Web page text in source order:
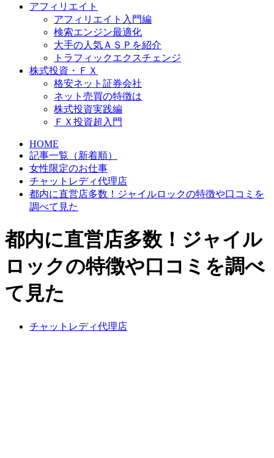
アフィリエイト
アフィリエイト入門編
検索エンジン最適化
大手の人気ＡＳＰを紹介
トラフィックエクスチェンジ
株式投資・ＦＸ
格安ネット証券会社
ネット売買の特徴は
株式投資実践編
ＦＸ投資超入門
HOME
記事一覧（新着順）
女性限定のお仕事
チャットレディ代理店
都内に直営店多数！ジャイルロックの特徴や口コミを
調べて見た
都内に直営店多数！ジャイル
ロックの特徴や口コミを調べ
て見た
チャットレディ代理店